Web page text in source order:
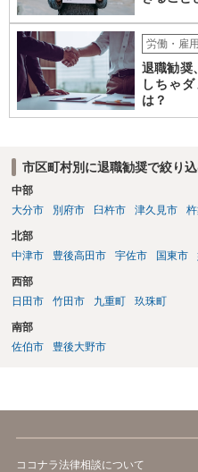
労働・雇用
退職勧奨
しちゃ
は？
市区町村別に退職勧奨で絞り
中部
大分市
別府市 臼杵市 津久見市
北部
中津市
豊後高田市 宇佐市 国東市
西部
日田市
竹田市 九重町 玖珠町
南部
佐伯市
豊後大野市
ココナラ法律相談について